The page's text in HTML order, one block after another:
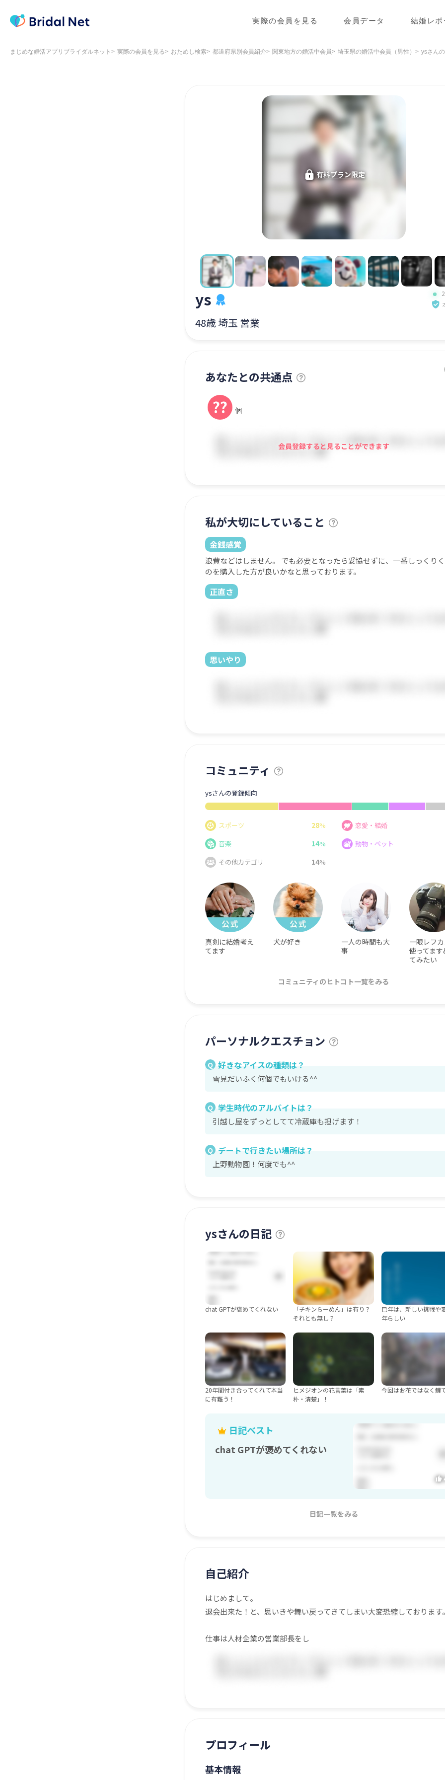
実際の会員を見る 会員データ 結婚レポ
まじめな婚活アプリブライダルネット 実際の会員を見る おためし検索 都道府県別会員紹介 関東地方の婚活中会員 埼玉県の婚活中会員（男性） ysさん
有料プラン限定
ys
48歳 埼玉 営業
あなたとの共通点
?? 個
会員登録すると見ることができます
私が大切にしていること
金銭感覚
浪費などはしません。 でも必要となったら妥協せずに、一番しっくり
のを購入した方が良いかなと思っております。
正直さ
思いやり
コミュニティ
ysさんの登録傾向
スポーツ 28%
恋愛・結婚
音楽
14%
動物・ペット
その他カテゴリ
14%
真剣に結婚考え
てます
犬が好き
一人の時間も大
事
一眼レフ
使ってま
てみたい
コミュニティのヒトコト一覧をみる
パーソナルクエスチョン
Q 好きなアイスの種類は？
雪見だいふく何個でもいける^^
Q 学生時代のアルバイトは？
引越し屋をずっとしてて冷蔵庫も担げます！
Q デートで行きたい場所は？
上野動物園！何度でも^^
ysさんの日記
chat GPTが褒めてくれない
「チキンらーめん」は有り？
それとも無し？
巳年は、新しい挑戦や
年らしい
20年間付き合ってくれて本当
に有難う！
ヒメジオンの花言葉は「素
朴・清楚」！
今回はお花ではなく鯉
日記ベスト
chat GPTが褒めてくれない
日記一覧をみる
自己紹介
はじめまして。
退会出来た！と、思いきや舞い戻ってきてしまい大変恐縮しております
仕事は人材企業の営業部長をし
プロフィール
基本情報